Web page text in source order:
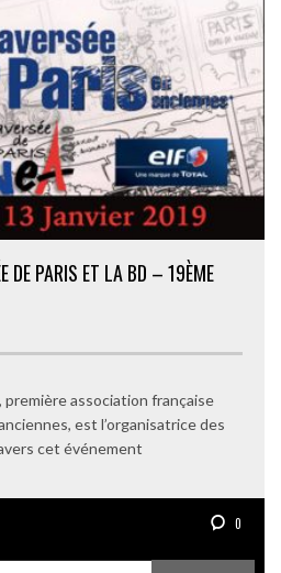
DE PARIS ET LA BD – 19ÈME
association française
est l’organisatrice des
cet événement
0